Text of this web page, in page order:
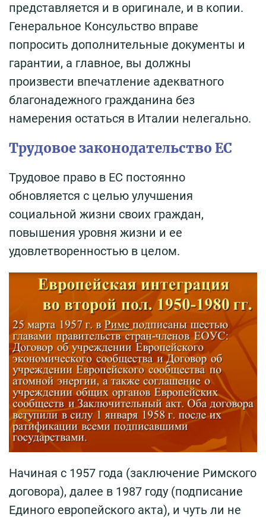
представляется и в оригинале, и в копии.
Генеральное Консульство вправе
попросить дополнительные документы и
гарантии, а главное, вы должны
произвести впечатление адекватного
благонадежного гражданина без
намерения остаться в Италии нелегально.
Трудовое законодательство ЕС
Трудовое право в ЕС постоянно
обновляется с целью улучшения
социальной жизни своих граждан,
повышения уровня жизни и ее
удовлетворенностью в целом.
Начиная с 1957 года (заключение Римского
договора), далее в 1987 году (подписание
Единого европейского акта), и чуть ли не